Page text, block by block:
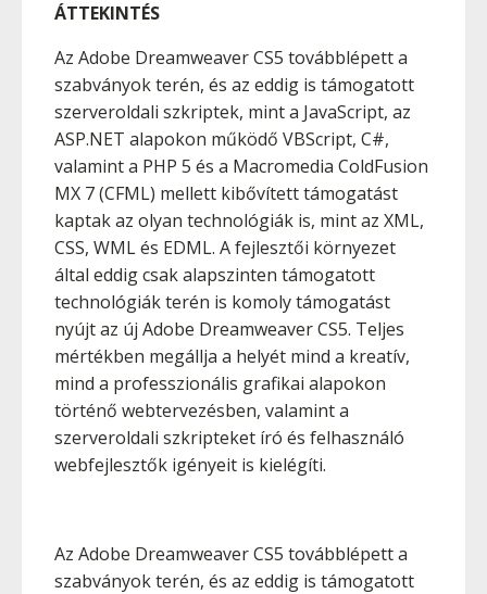
ÁTTEKINTÉS
Az Adobe Dreamweaver CS5 továbblépett a
szabványok terén, és az eddig is támogatott
szerveroldali szkriptek, mint a JavaScript, az
ASP.NET alapokon működő VBScript, C#,
valamint a PHP 5 és a Macromedia ColdFusion
MX 7 (CFML) mellett kibővített támogatást
kaptak az olyan technológiák is, mint az XML,
CSS, WML és EDML. A fejlesztői környezet
által eddig csak alapszinten támogatott
technológiák terén is komoly támogatást
nyújt az új Adobe Dreamweaver CS5. Teljes
mértékben megállja a helyét mind a kreatív,
mind a professzionális grafikai alapokon
történő webtervezésben, valamint a
szerveroldali szkripteket író és felhasználó
webfejlesztők igényeit is kielégíti.
Az Adobe Dreamweaver CS5 továbblépett a
szabványok terén, és az eddig is támogatott